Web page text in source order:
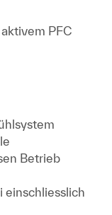
PFC
Betrieb
einschliesslich